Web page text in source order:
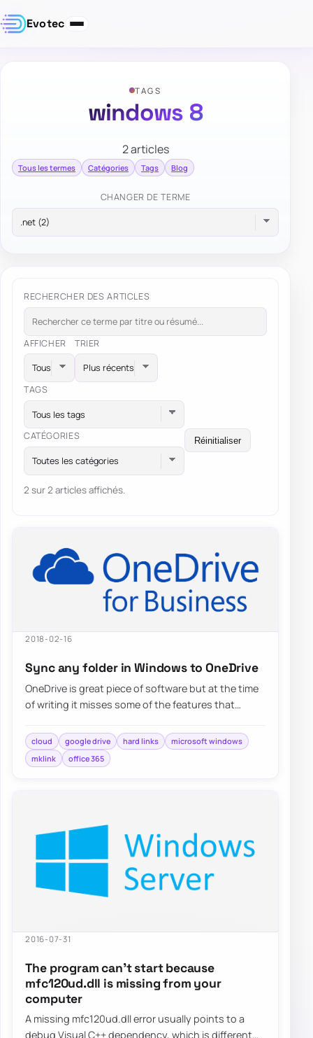
Evotec
TAGS
windows 8
2 articles
Tous les termes Catégories Tags Blog
CHANGER DE TERME
RECHERCHER DES ARTICLES
AFFICHER TRIER
TAGS
Tous les tags
CATÉGORIES
Toutes les catégories
Réinitialiser
2 sur 2 articles affichés.
2018-02-16
Sync any folder in Windows to OneDrive
OneDrive is great piece of software but at the time
of writing it misses some of the features that
cloud google drive hard links
microsoft windows
mklink
office 365
2016-07-31
The program can’t start because
mfc120ud.dll is missing from your
computer
A missing mfc120ud.dll error usually points to a
debug Visual C++ dependency, which is different